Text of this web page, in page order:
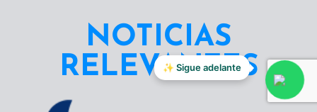
NOTICIAS
RELEVANTES
✨ Sigue adelante